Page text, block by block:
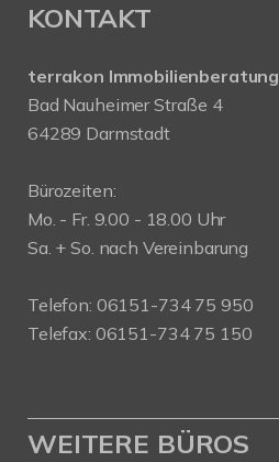
KONTAKT
terrakon Immobilienberatung
Bad Nauheimer Straße 4
64289 Darmstadt
Bürozeiten:
Mo. - Fr. 9.00 - 18.00 Uhr
Sa. + So. nach Vereinbarung
Telefon: 06151-734 75 950
Telefax: 06151-734 75 150
WEITERE BÜROS